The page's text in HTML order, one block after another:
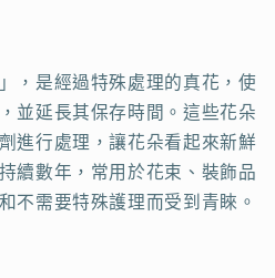
，是經過特殊處理的真花，使
並延長其保存時間。這些花朵
進行處理，讓花朵看起來新鮮
續數年，常用於花束、裝飾品
不需要特殊護理而受到青睞。